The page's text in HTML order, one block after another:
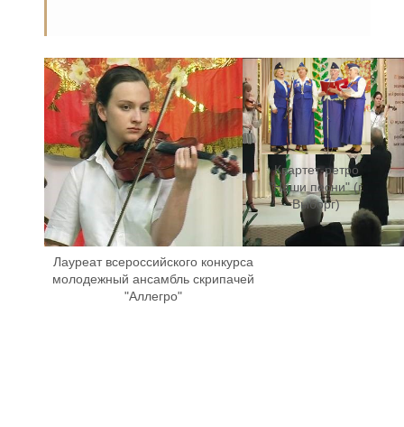
Лауреат всероссийского конкурса
молодежный ансамбль скрипачей
"Аллегро"
Квартет-ретро
"Наши песни" (г.
Выборг)